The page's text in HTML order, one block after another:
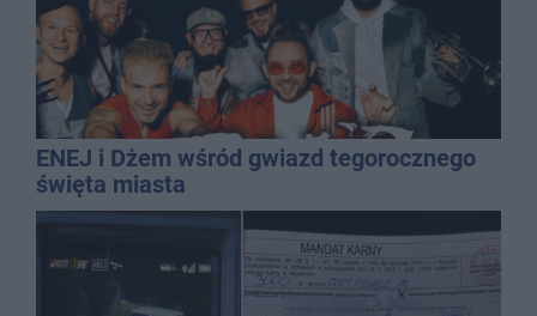
ENEJ i Dżem wśród gwiazd tegorocznego
święta miasta